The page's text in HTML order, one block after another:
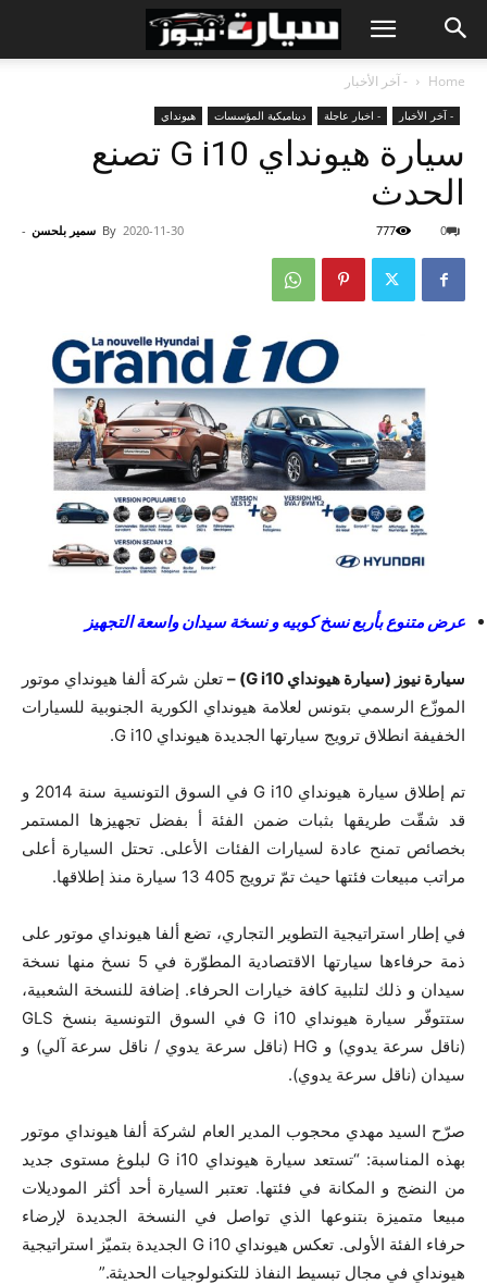
Home - آخر الأخبار
- آخر الأخبار - اخبار عاجلة ديناميكية المؤسسات هيونداي
سيارة هيونداي G i10 تصنع
الحدث
By سمير بلحسن - 2020-11-30 0
777
عرض متنوع بأربع نسخ كوبيه و نسخة سيدان واسعة التجهيز
سيارة نيوز (سيارة هيونداي G i10) –
تعلن شركة ألفا هيونداي موتور
الموزّع الرسمي بتونس لعلامة هيونداي الكورية الجنوبية للسيارات
الخفيفة انطلاق ترويج سيارتها الجديدة هيونداي G i10.
تم إطلاق سيارة هيونداي G i10 في السوق التونسية سنة 2014 و
قد شقّت طريقها بثبات ضمن الفئة أ بفضل تجهيزها المستمر
بخصائص تمنح عادة لسيارات الفئات الأعلى. تحتل السيارة أعلى
مراتب مبيعات فئتها حيث تمّ ترويج 405 13 سيارة منذ إطلاقها.
في إطار استراتيجية التطوير التجاري، تضع ألفا هيونداي موتور على
ذمة حرفاءها سيارتها الاقتصادية المطوّرة في 5 نسخ منها نسخة
سيدان و ذلك لتلبية كافة خيارات الحرفاء. إضافة للنسخة الشعبية،
ستتوفّر سيارة هيونداي G i10 في السوق التونسية بنسخ GLS
(ناقل سرعة يدوي) و HG (ناقل سرعة يدوي / ناقل سرعة آلي) و
سيدان (ناقل سرعة يدوي).
صرّح السيد مهدي محجوب المدير العام لشركة ألفا هيونداي موتور
بهذه المناسبة: “تستعد سيارة هيونداي G i10 لبلوغ مستوى جديد
من النضج و المكانة في فئتها. تعتبر السيارة أحد أكثر الموديلات
مبيعا متميزة بتنوعها الذي تواصل في النسخة الجديدة لإرضاء
حرفاء الفئة الأولى. تعكس هيونداي G i10 الجديدة بتميّز استراتيجية
هيونداي في مجال تبسيط النفاذ للتكنولوجيات الحديثة.”